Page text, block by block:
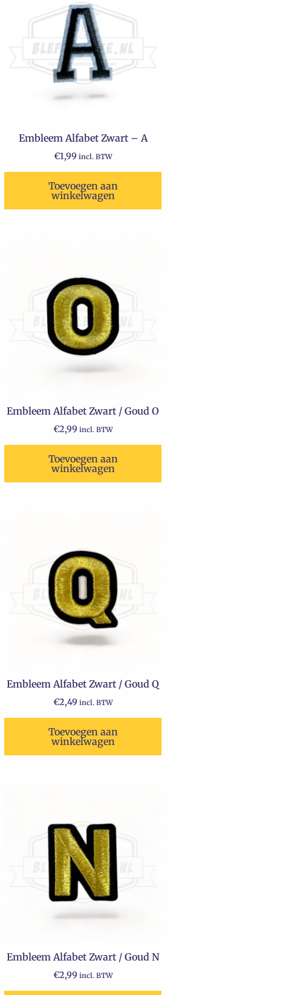
Embleem Alfabet Zwart – A
€1,99 incl. BTW
Toevoegen aan
winkelwagen
Embleem Alfabet Zwart / Goud O
€2,99 incl. BTW
Toevoegen aan
winkelwagen
Embleem Alfabet Zwart / Goud Q
€2,49 incl. BTW
Toevoegen aan
winkelwagen
Embleem Alfabet Zwart / Goud N
€2,99 incl. BTW